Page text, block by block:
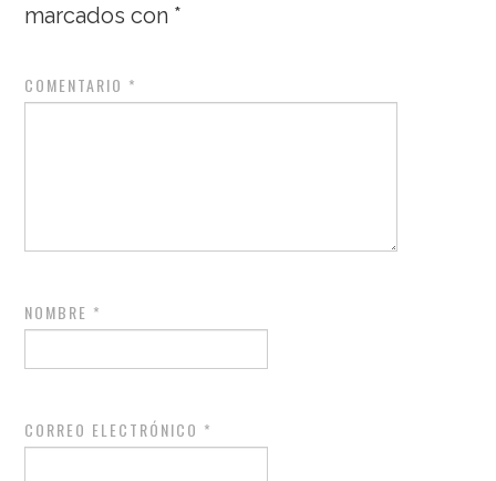
marcados con *
COMENTARIO *
NOMBRE *
CORREO ELECTRÓNICO *